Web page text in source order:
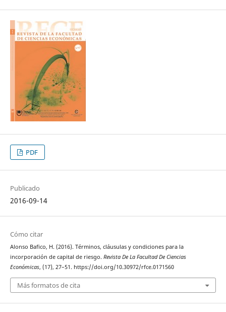
PDF
Publicado
2016-09-14
Cómo citar
Alonso Bafico, H. (2016). Términos, cláusulas y condiciones para la
incorporación de capital de riesgo. Revista De La Facultad De Ciencias
Económicas, (17), 27–51. https://doi.org/10.30972/rfce.0171560
Más formatos de cita